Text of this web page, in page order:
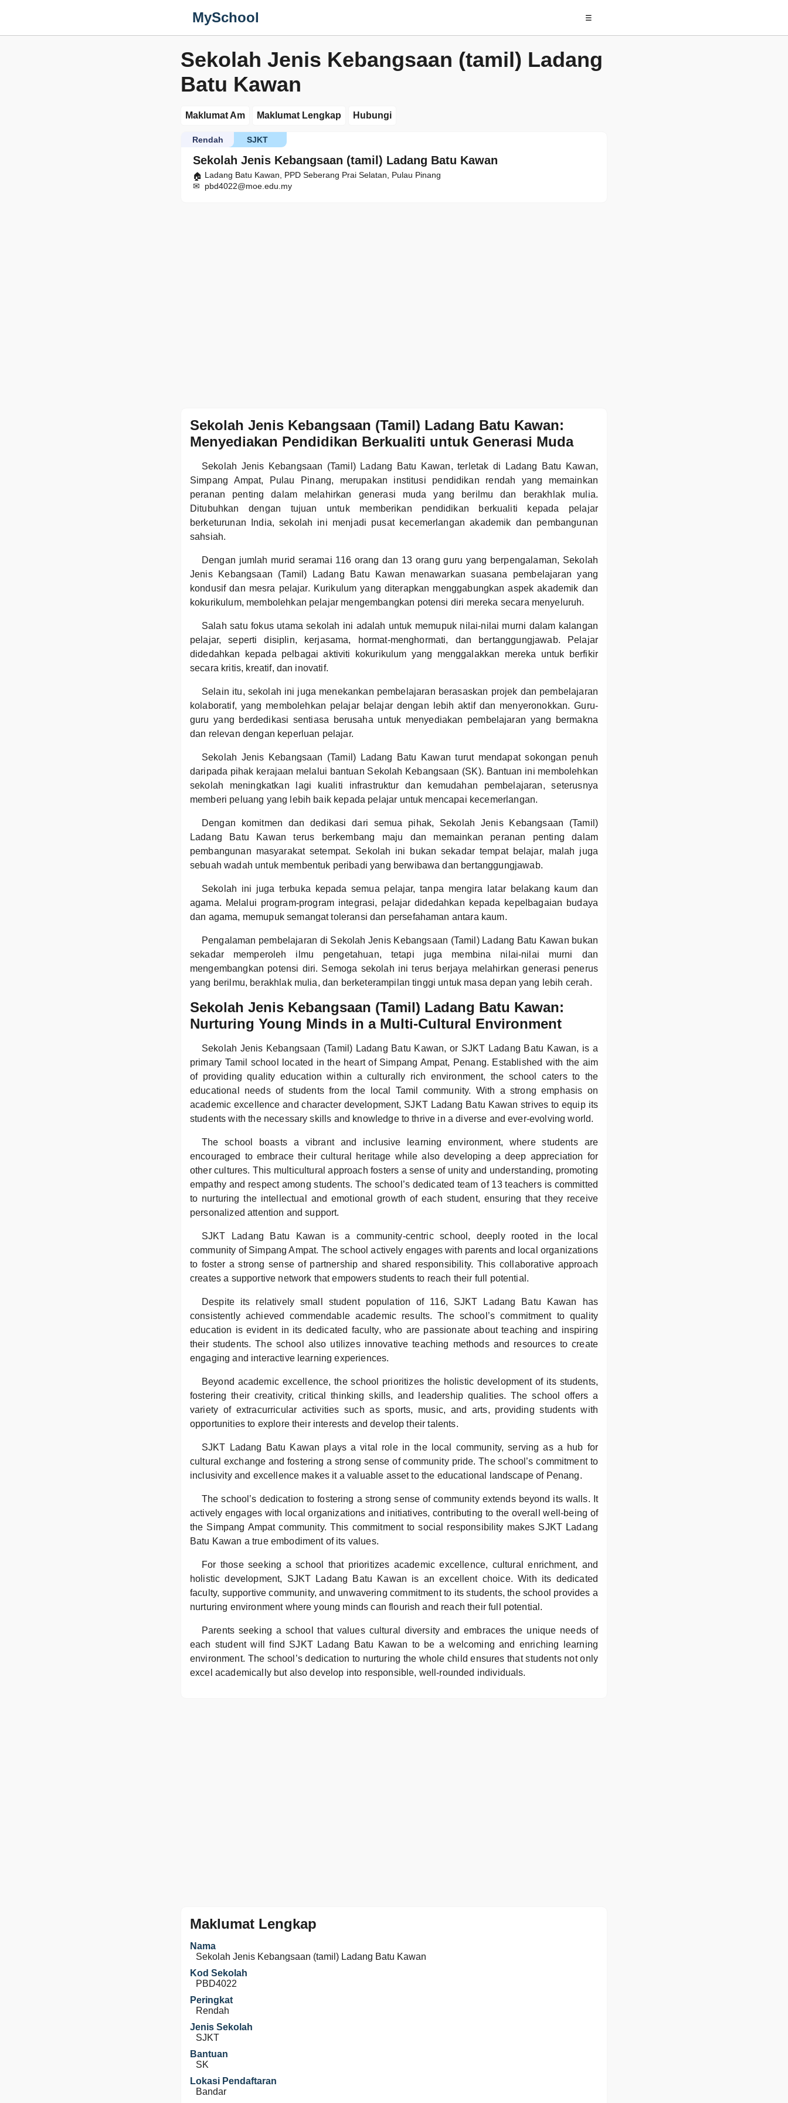
MySchool ☰
Sekolah Jenis Kebangsaan (tamil) Ladang
Batu Kawan
Maklumat Am Maklumat Lengkap Hubungi
Sekolah Jenis Kebangsaan (tamil) Ladang Batu Kawan
SJKT
Rendah
Ladang Batu Kawan, PPD Seberang Prai Selatan, Pulau Pinang
pbd4022@moe.edu.my
Sekolah Jenis Kebangsaan (Tamil) Ladang Batu Kawan:
Menyediakan Pendidikan Berkualiti untuk Generasi Muda
Sekolah Jenis Kebangsaan (Tamil) Ladang Batu Kawan, terletak di Ladang Batu Kawan,
Simpang Ampat, Pulau Pinang, merupakan institusi pendidikan rendah yang memainkan
peranan penting dalam melahirkan generasi muda yang berilmu dan berakhlak mulia.
Ditubuhkan dengan tujuan untuk memberikan pendidikan berkualiti kepada pelajar
berketurunan India, sekolah ini menjadi pusat kecemerlangan akademik dan pembangunan
sahsiah.
Dengan jumlah murid seramai 116 orang dan 13 orang guru yang berpengalaman, Sekolah
Jenis Kebangsaan (Tamil) Ladang Batu Kawan menawarkan suasana pembelajaran yang
kondusif dan mesra pelajar. Kurikulum yang diterapkan menggabungkan aspek akademik dan
kokurikulum, membolehkan pelajar mengembangkan potensi diri mereka secara menyeluruh.
Salah satu fokus utama sekolah ini adalah untuk memupuk nilai-nilai murni dalam kalangan
pelajar, seperti disiplin, kerjasama, hormat-menghormati, dan bertanggungjawab. Pelajar
didedahkan kepada pelbagai aktiviti kokurikulum yang menggalakkan mereka untuk berfikir
secara kritis, kreatif, dan inovatif.
Selain itu, sekolah ini juga menekankan pembelajaran berasaskan projek dan pembelajaran
kolaboratif, yang membolehkan pelajar belajar dengan lebih aktif dan menyeronokkan. Guru-
guru yang berdedikasi sentiasa berusaha untuk menyediakan pembelajaran yang bermakna
dan relevan dengan keperluan pelajar.
Sekolah Jenis Kebangsaan (Tamil) Ladang Batu Kawan turut mendapat sokongan penuh
daripada pihak kerajaan melalui bantuan Sekolah Kebangsaan (SK). Bantuan ini membolehkan
sekolah meningkatkan lagi kualiti infrastruktur dan kemudahan pembelajaran, seterusnya
memberi peluang yang lebih baik kepada pelajar untuk mencapai kecemerlangan.
Dengan komitmen dan dedikasi dari semua pihak, Sekolah Jenis Kebangsaan (Tamil)
Ladang Batu Kawan terus berkembang maju dan memainkan peranan penting dalam
pembangunan masyarakat setempat. Sekolah ini bukan sekadar tempat belajar, malah juga
sebuah wadah untuk membentuk peribadi yang berwibawa dan bertanggungjawab.
Sekolah ini juga terbuka kepada semua pelajar, tanpa mengira latar belakang kaum dan
agama. Melalui program-program integrasi, pelajar didedahkan kepada kepelbagaian budaya
dan agama, memupuk semangat toleransi dan persefahaman antara kaum.
Pengalaman pembelajaran di Sekolah Jenis Kebangsaan (Tamil) Ladang Batu Kawan bukan
sekadar memperoleh ilmu pengetahuan, tetapi juga membina nilai-nilai murni dan
mengembangkan potensi diri. Semoga sekolah ini terus berjaya melahirkan generasi penerus
yang berilmu, berakhlak mulia, dan berketerampilan tinggi untuk masa depan yang lebih cerah.
Sekolah Jenis Kebangsaan (Tamil) Ladang Batu Kawan:
Nurturing Young Minds in a Multi-Cultural Environment
Sekolah Jenis Kebangsaan (Tamil) Ladang Batu Kawan, or SJKT Ladang Batu Kawan, is a
primary Tamil school located in the heart of Simpang Ampat, Penang. Established with the aim
of providing quality education within a culturally rich environment, the school caters to the
educational needs of students from the local Tamil community. With a strong emphasis on
academic excellence and character development, SJKT Ladang Batu Kawan strives to equip its
students with the necessary skills and knowledge to thrive in a diverse and ever-evolving world.
The school boasts a vibrant and inclusive learning environment, where students are
encouraged to embrace their cultural heritage while also developing a deep appreciation for
other cultures. This multicultural approach fosters a sense of unity and understanding, promoting
empathy and respect among students. The school’s dedicated team of 13 teachers is committed
to nurturing the intellectual and emotional growth of each student, ensuring that they receive
personalized attention and support.
SJKT Ladang Batu Kawan is a community-centric school, deeply rooted in the local
community of Simpang Ampat. The school actively engages with parents and local organizations
to foster a strong sense of partnership and shared responsibility. This collaborative approach
creates a supportive network that empowers students to reach their full potential.
Despite its relatively small student population of 116, SJKT Ladang Batu Kawan has
consistently achieved commendable academic results. The school’s commitment to quality
education is evident in its dedicated faculty, who are passionate about teaching and inspiring
their students. The school also utilizes innovative teaching methods and resources to create
engaging and interactive learning experiences.
Beyond academic excellence, the school prioritizes the holistic development of its students,
fostering their creativity, critical thinking skills, and leadership qualities. The school offers a
variety of extracurricular activities such as sports, music, and arts, providing students with
opportunities to explore their interests and develop their talents.
SJKT Ladang Batu Kawan plays a vital role in the local community, serving as a hub for
cultural exchange and fostering a strong sense of community pride. The school’s commitment to
inclusivity and excellence makes it a valuable asset to the educational landscape of Penang.
The school’s dedication to fostering a strong sense of community extends beyond its walls. It
actively engages with local organizations and initiatives, contributing to the overall well-being of
the Simpang Ampat community. This commitment to social responsibility makes SJKT Ladang
Batu Kawan a true embodiment of its values.
For those seeking a school that prioritizes academic excellence, cultural enrichment, and
holistic development, SJKT Ladang Batu Kawan is an excellent choice. With its dedicated
faculty, supportive community, and unwavering commitment to its students, the school provides a
nurturing environment where young minds can flourish and reach their full potential.
Parents seeking a school that values cultural diversity and embraces the unique needs of
each student will find SJKT Ladang Batu Kawan to be a welcoming and enriching learning
environment. The school’s dedication to nurturing the whole child ensures that students not only
excel academically but also develop into responsible, well-rounded individuals.
Maklumat Lengkap
Nama
Sekolah Jenis Kebangsaan (tamil) Ladang Batu Kawan
Kod Sekolah
PBD4022
Peringkat
Rendah
Jenis Sekolah
SJKT
Bantuan
SK
Lokasi Pendaftaran
Bandar